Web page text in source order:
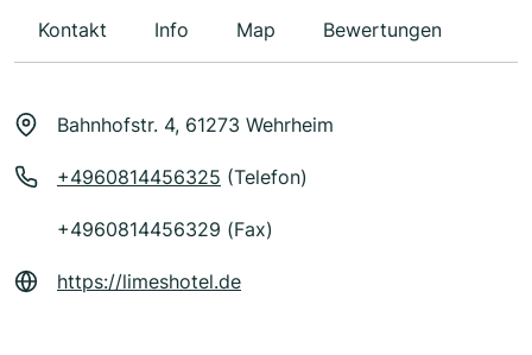
Kontakt Info Map Bewertungen
Bahnhofstr. 4, 61273 Wehrheim
+4960814456325 (Telefon)
+4960814456329 (Fax)
https://limeshotel.de